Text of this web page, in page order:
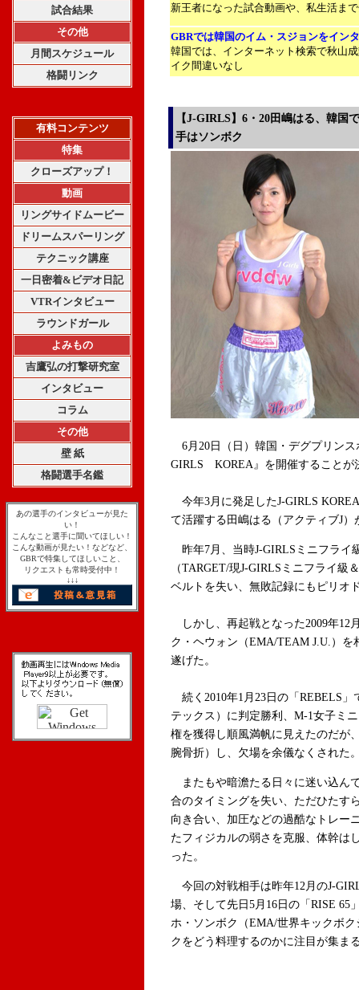
試合結果
その他
月間スケジュール
格闘リンク
有料コンテンツ
特集
クローズアップ！
動画
リングサイドムービー
ドリームスパーリング
テクニック講座
一日密着&ビデオ日記
VTRインタビュー
ラウンドガール
よみもの
吉鷹弘の打撃研究室
インタビュー
コラム
その他
壁 紙
格闘選手名鑑
あの選手のインタビューが見た
い！
こんなこと選手に聞いてほしい！
こんな動画が見たい！などなど、
GBRで特集してほしいこと、
リクエストも常時受付中！
↓↓↓
新王者になった試合動画や、私生活ま
GBRでは韓国のイム・スジョンをイン
韓国では、インターネット検索で秋山
イク間違いなし
【J-GIRLS】6・20田嶋はる、韓国
手はソンボク
6月20日（日）韓国・デグプリンス
GIRLS KOREA』を開催することが
今年3月に発足したJ-GIRLS
て活躍する田嶋はる（アクティブJ
昨年7月、当時J-GIRLSミニフライ
（TARGET/現J-GIRLSミニフライ
ベルトを失い、無敗記録にもピリオ
しかし、再起戦となった2009年12
ク・ヘウォン（EMA/TEAM J.U.）
遂げた。
続く2010年1月23日の「REBELS
テックス）に判定勝利、M-1女子ミ
権を獲得し順風満帆に見えたのだが
腕骨折）し、欠場を余儀なくされた
またもや暗澹たる日々に迷い込ん
合のタイミングを失い、ただひたす
向き合い、加圧などの過酷なトレー
たフィジカルの弱さを克服、体幹は
った。
今回の対戦相手は昨年12月のJ-
場、そして先日5月16日の「RISE 65
ホ・ソンボク（EMA/世界キックボ
クをどう料理するのかに注目が集ま